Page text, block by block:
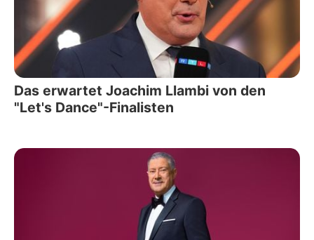
Das erwartet Joachim Llambi von den
"Let's Dance"-Finalisten